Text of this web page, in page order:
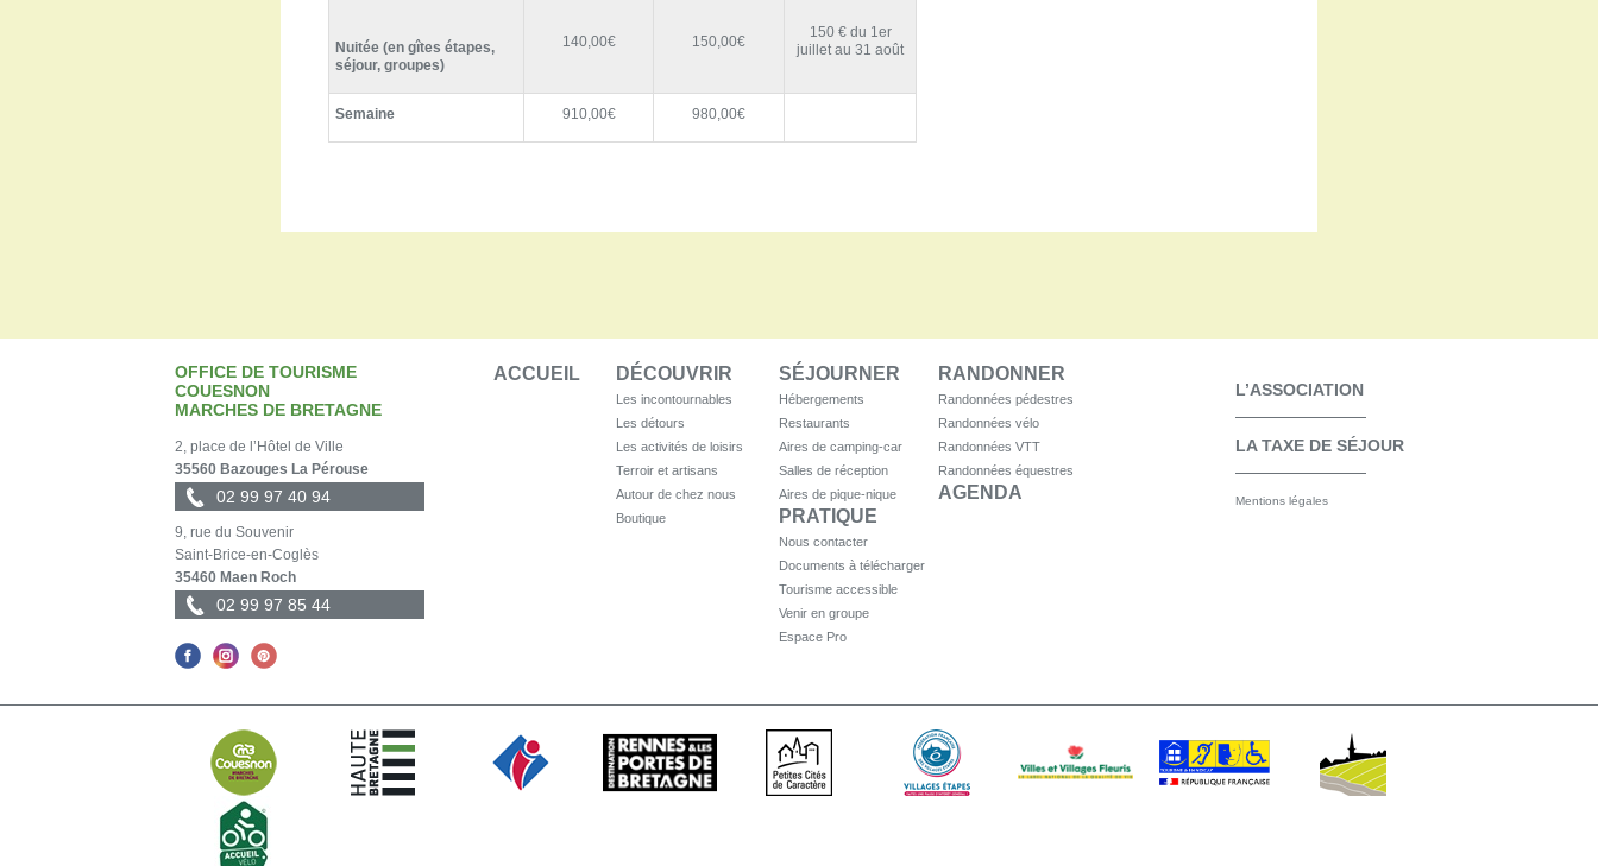
Nuitée (en gîtes étapes,
séjour, groupes)
140,00€ 150,00€
150 € du 1er
juillet au 31 août
Semaine 910,00€ 980,00€
OFFICE DE TOURISME
COUESNON
MARCHES DE BRETAGNE
2, place de l’Hôtel de Ville
35560 Bazouges La Pérouse
02 99 97 40 94
9, rue du Souvenir
Saint-Brice-en-Coglès
35460 Maen Roch
02 99 97 85 44
ACCUEIL DÉCOUVRIR
Les incontournables
Les détours
Les activités de loisirs
Terroir et artisans
Autour de chez nous
Boutique
SÉJOURNER
Hébergements
Restaurants
Aires de camping-car
Salles de réception
Aires de pique-nique
RANDONNER
Randonnées pédestres
Randonnées vélo
Randonnées VTT
Randonnées équestres
AGENDA
PRATIQUE
Nous contacter
Documents à télécharger
Tourisme accessible
Venir en groupe
Espace Pro
L’ASSOCIATION
LA TAXE DE SÉJOUR
Mentions légales